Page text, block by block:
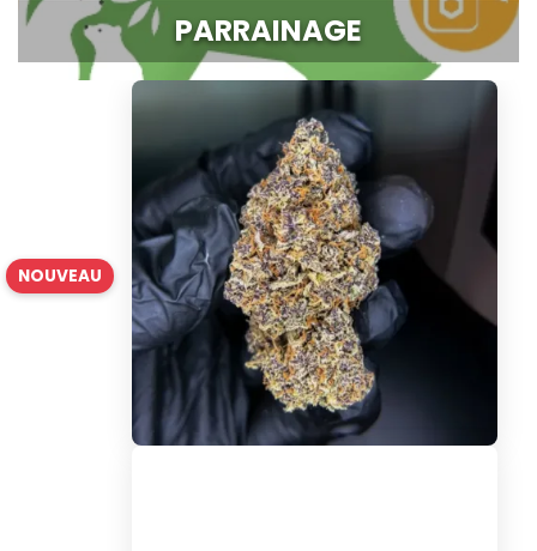
PARRAINAGE
NOUVEAU